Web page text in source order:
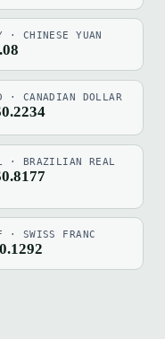
· CHINESE YUAN
· CANADIAN DOLLAR
· BRAZILIAN REAL
· SWISS FRANC